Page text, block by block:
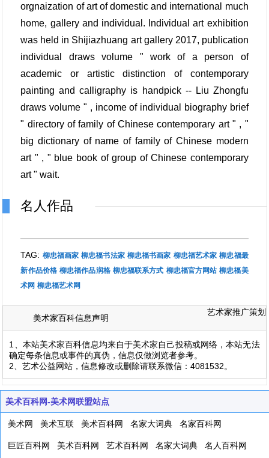
orgnaization of art of domestic and international much
home, gallery and individual. Individual art exhibition
was held in Shijiazhuang art gallery 2017, publication
individual draws volume " work of a person of
academic or artistic distinction of contemporary
painting and calligraphy is handpick -- Liu Zhongfu
draws volume " , income of individual biography brief
" directory of family of Chinese contemporary art " , "
big dictionary of name of family of Chinese modern
art " , " blue book of group of Chinese contemporary
art " wait.
名人作品
TAG: 柳忠福画家 柳忠福书法家 柳忠福书画家 柳忠福艺术家 柳忠福最
新作品价格 柳忠福作品润格 柳忠福联系方式 柳忠福官方网站 柳忠福美
术网 柳忠福艺术网
美术家百科信息声明
艺术家推广策划
1、本站美术家百科信息均来自于美术家自己投稿或网络，本站无法
确定每条信息或事件的真伪，信息仅做浏览者参考。
2、艺术公益网站，信息修改或删除请联系微信：4081532。
美术百科网-美术网联盟站点
美术网 美术互联 美术百科网 名家大词典 名家百科网
巨匠百科网 美术百科网 艺术百科网 名家大词典 名人百科网